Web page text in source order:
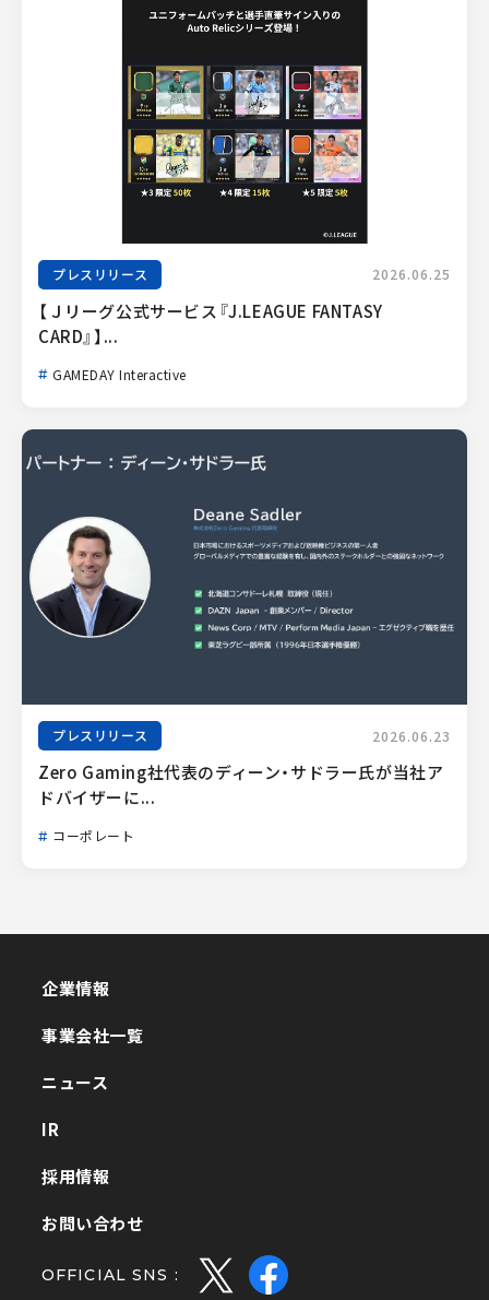
プレスリリース 2026.06.25
【Ｊリーグ公式サービス『J.LEAGUE FANTASY
CARD』】...
GAMEDAY Interactive
プレスリリース 2026.06.23
Zero Gaming社代表のディーン・サドラー氏が当社ア
ドバイザーに...
コーポレート
企業情報
事業会社一覧
ニュース
IR
採用情報
お問い合わせ
OFFICIAL SNS :